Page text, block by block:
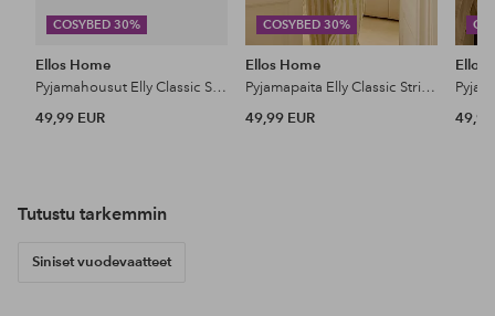
COSYBED 30%
Ellos Home
Pyjamahousut Elly Classic Stripe kierrätettyä puoli pellavaa
49,99 EUR
COSYBED 30%
Ellos Home
Pyjamapaita Elly Classic Stripe kierrätettyä puoli pellavaa
49,99 EUR
Ellos
49,99
Tutustu tarkemmin
Siniset vuodevaatteet